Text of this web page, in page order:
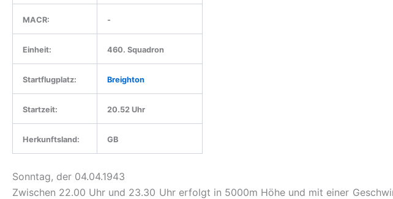
MACR: -
Einheit: 460. Squadron
Startflugplatz: Breighton
Startzeit: 20.52 Uhr
Herkunftsland: GB
Sonntag, der 04.04.1943
Zwischen 22.00 Uhr und 23.30 Uhr erfolgt in 5000m Höhe und mit einer